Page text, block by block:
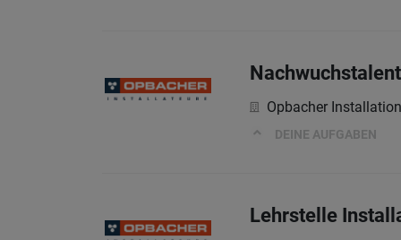
Opbacher
DEINE AUFGABEN
Lehrstelle